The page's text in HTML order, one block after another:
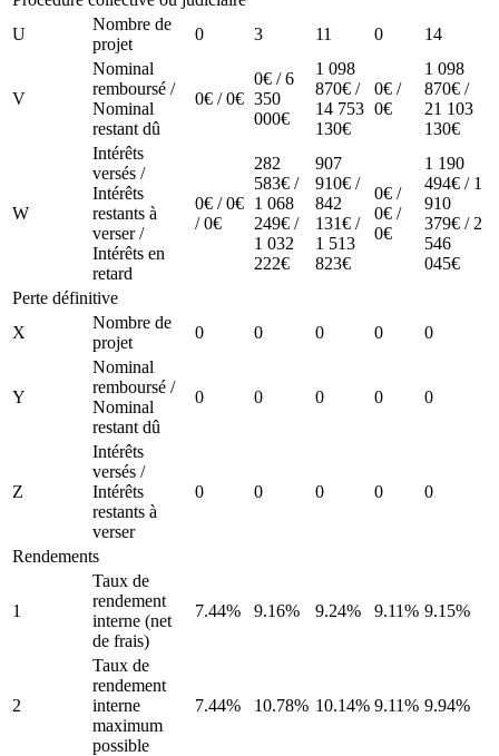
U
Nombre de
projet
0 3 11 0 14
V
Nominal
remboursé /
Nominal
restant dû
0€ / 0€
0€ / 6
350
000€
1 098
870€ /
14 753
130€
0€ /
0€
1 098
870€ /
21 103
130€
W
Intérêts
versés /
Intérêts
restants à
verser /
Intérêts en
retard
0€ / 0€
/ 0€
282
583€ /
1 068
249€ /
1 032
222€
907
910€ /
842
131€ /
1 513
823€
0€ /
0€ /
0€
1 190
494€ / 1
910
379€ / 2
546
045€
Perte définitive
X
Nombre de
projet
0 0 0 0 0
Y
Nominal
remboursé /
Nominal
restant dû
0 0 0 0 0
Z
Intérêts
versés /
Intérêts
restants à
verser
0 0 0 0 0
Rendements
1
Taux de
rendement
interne (net
de frais)
7.44% 9.16% 9.24% 9.11% 9.15%
2
Taux de
rendement
interne
maximum
possible
7.44% 10.78% 10.14% 9.11% 9.94%